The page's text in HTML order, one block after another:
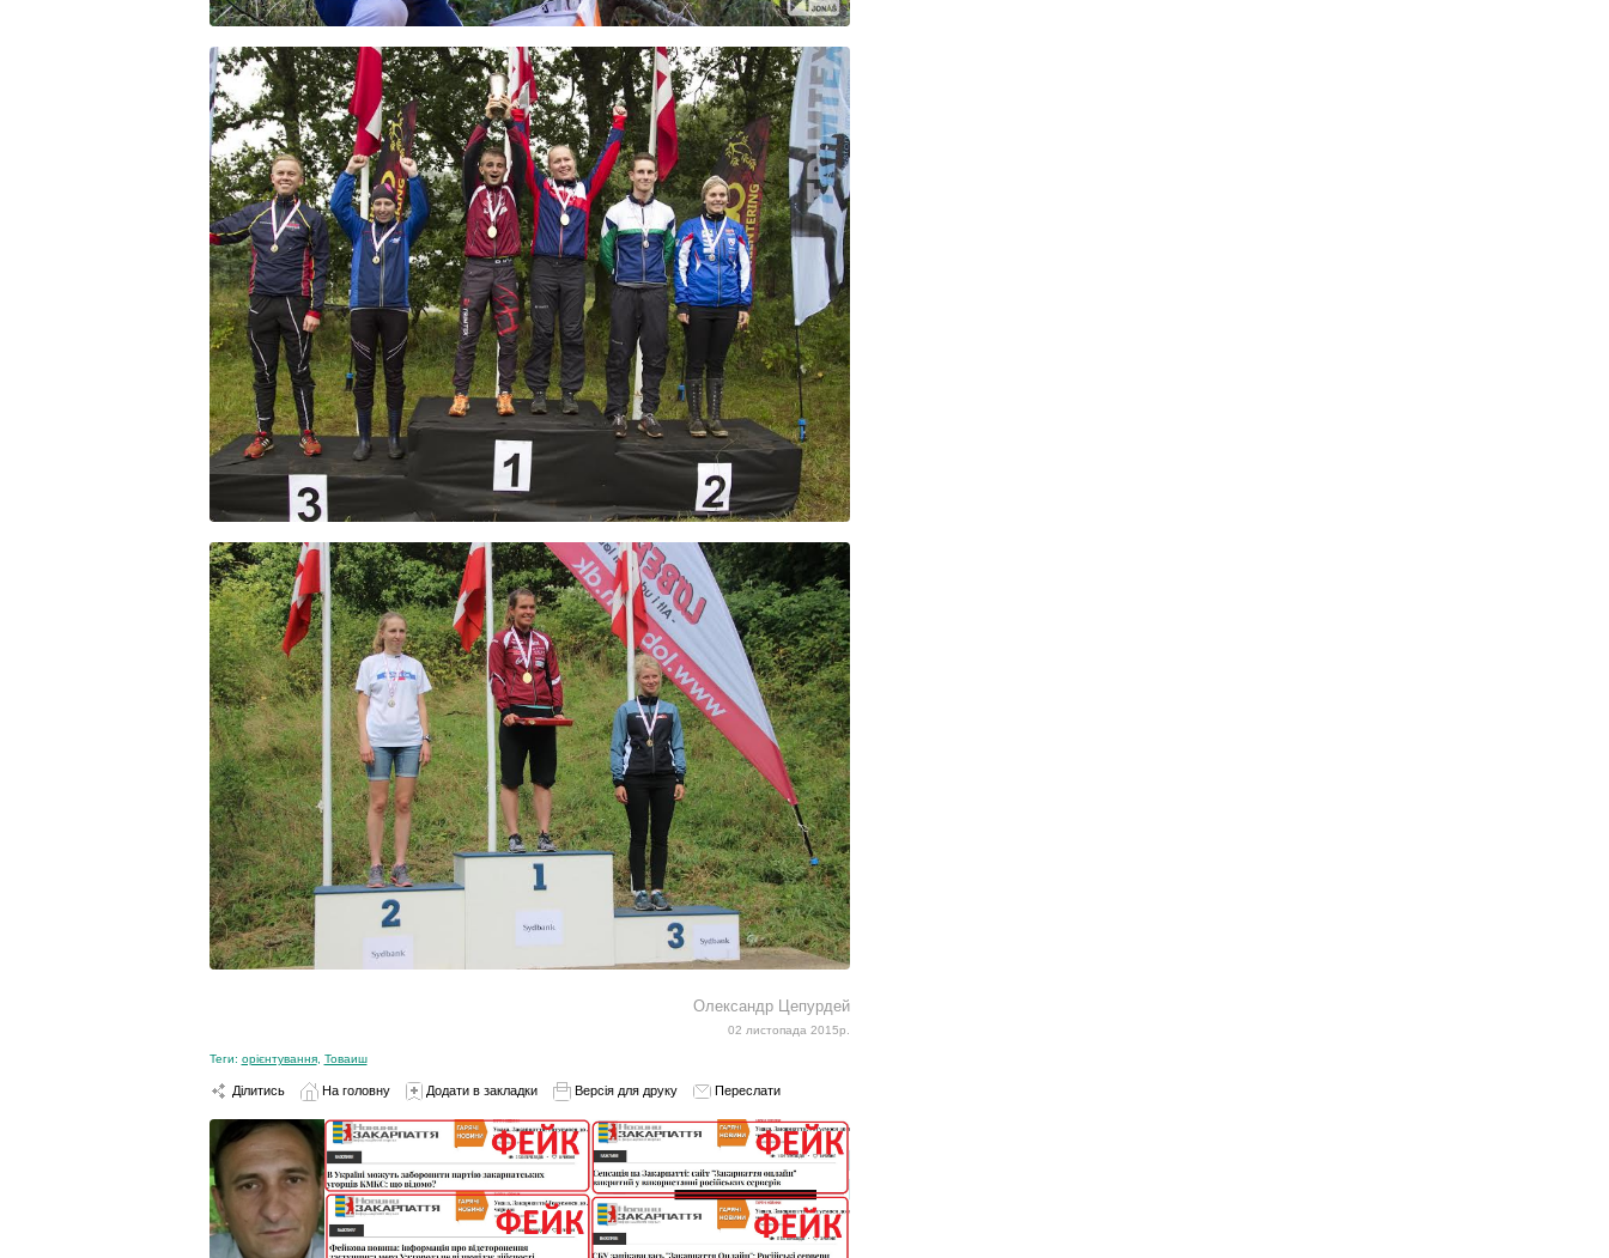
Олександр Цепурдей
02 листопада 2015р.
Теги: орієнтування, Товаиш
Ділитись На головну Додати в закладки Версія для друку Переслати